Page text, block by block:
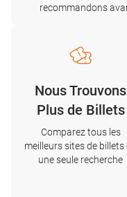
recommandons
Nous Trouvons
Plus de Billets
Comparez tous les
meilleurs sites de billets
une seule recherche